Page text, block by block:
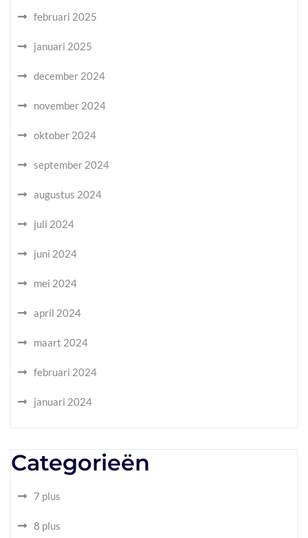
februari 2025
januari 2025
december 2024
november 2024
oktober 2024
september 2024
augustus 2024
juli 2024
juni 2024
mei 2024
april 2024
maart 2024
februari 2024
januari 2024
Categorieën
7 plus
8 plus